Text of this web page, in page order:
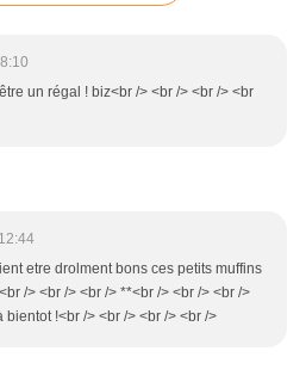
un régal ! biz<br /> <br /> <br /> <br
etre drolment bons ces petits muffins
/> <br /> <br /> **<br /> <br /> <br />
!<br /> <br /> <br /> <br />